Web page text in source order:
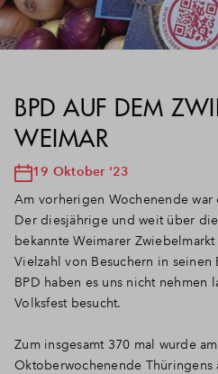
BPD AUF DEM
WEIMAR
19 Oktober '23
Am vorherigen Wochenende war
Der diesjährige und weit über
bekannte Weimarer
Vielzahl von Besuchern in
BPD haben es uns nicht nehmen
Volksfest besucht.
Zum insgesamt 370 mal wurde
Oktoberwochenende Thüringens